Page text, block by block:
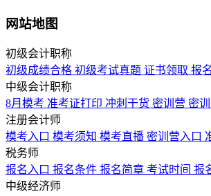
网站地图
初级会计职称
初级成绩合格 初级考试真题 证书领取 报
中级会计职称
8月模考 准考证打印 冲刺干货 密训营 密
注册会计师
模考入口 模考须知 模考直播 密训营入口
税务师
报名入口 报名条件 报名简章 考试时间 报
中级经济师